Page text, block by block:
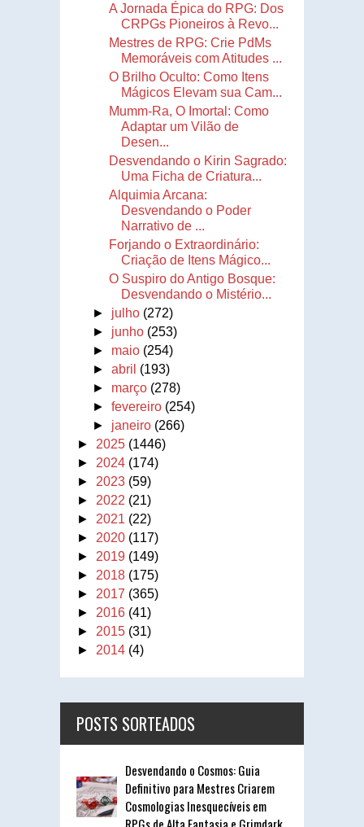
A Jornada Épica do RPG: Dos
CRPGs Pioneiros à Revo...
Mestres de RPG: Crie PdMs
Memoráveis com Atitudes ...
O Brilho Oculto: Como Itens
Mágicos Elevam sua Cam...
Mumm-Ra, O Imortal: Como
Adaptar um Vilão de
Desen...
Desvendando o Kirin Sagrado:
Uma Ficha de Criatura...
Alquimia Arcana:
Desvendando o Poder
Narrativo de ...
Forjando o Extraordinário:
Criação de Itens Mágico...
O Suspiro do Antigo Bosque:
Desvendando o Mistério...
► julho (272)
► junho (253)
► maio (254)
►abril (193)
► março (278)
►fevereiro (254)
► janeiro (266)
► 2025 (1446)
► 2024 (174)
► 2023 (59)
► 2022 (21)
► 2021 (22)
► 2020 (117)
► 2019 (149)
► 2018 (175)
► 2017 (365)
► 2016 (41)
► 2015 (31)
► 2014 (4)
POSTS SORTEADOS
Desvendando o Cosmos: Guia
Definitivo para Mestres Criarem
Cosmologias Inesquecíveis em